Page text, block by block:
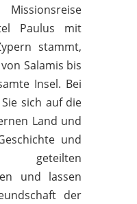
Paulus mit
stammt,
Salamis bis
Insel. Bei
sich auf die
Land und
und
geteilten
und lassen
der